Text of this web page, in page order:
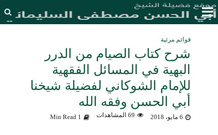
قوائم مرئية
شرح كتاب الصيام من الدرر
البهية في المسائل الفقهية
للإمام الشوكاني لفضيلة شيخنا
أبي الحسن وفقه الله
6 مايو، 2018 69 المشاهدات 1 Min Read